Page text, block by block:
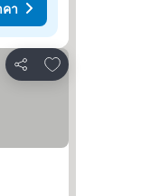
า
แชร์
เพิ่มในรายการโ